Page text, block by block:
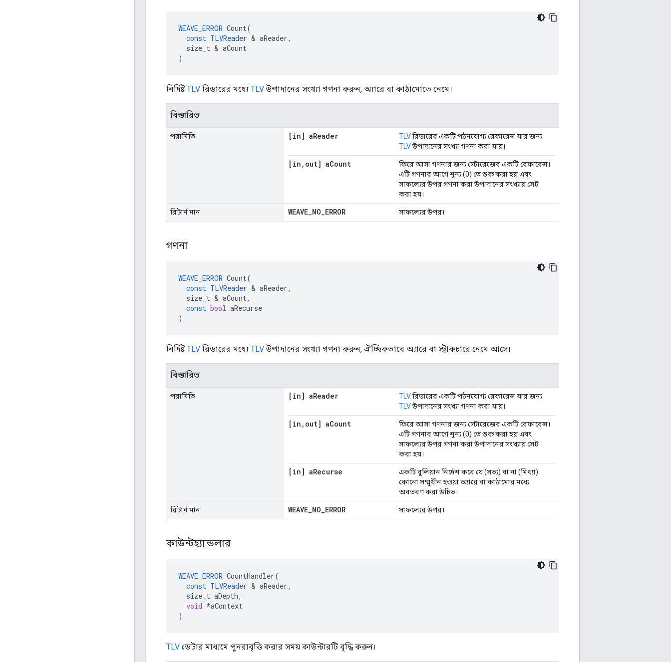
WEAVE_ERROR Count(
const TLVReader & aReader,
size_t & aCount
)
নির্দিষ্টTLV রিডারের মধ্যে TLVউপাদানের সংখ্যা গণনা করুন, অ্যারে বা কাঠামোতে নেমে।
বিস্তারিত
পরামিতি [in] aReader TLVরিডারের একটি পঠনযোগ্য রেফারেন্স যার জন্য
TLVউপাদানের সংখ্যা গণনা করা যায়।
[in , out] aCount
ফিরে আসা গণনার জন্য স্টোরেজের একটি রেফারেন্স।
এটি গণনার আগে শূন্য (0) তে শুরু করা হয় এবং
সাফল্যের উপর গণনা করা উপাদানের সংখ্যায় সেট
করা হয়।
রিটার্ন মান WEAVE_NO_ERROR সাফল্যের উপর।
গণনা
WEAVE_ERROR Count(
const TLVReader & aReader,
size_t & aCount,
const bool aRecurse
)
নির্দিষ্টTLV রিডারের মধ্যে TLVউপাদানের সংখ্যা গণনা করুন, ঐচ্ছিকভাবে অ্যারে বা স্ট্রাকচারে নেমে আসে।
বিস্তারিত
পরামিতি [in] aReader TLVরিডারের একটি পঠনযোগ্য রেফারেন্স যার জন্য
TLVউপাদানের সংখ্যা গণনা করা যায়।
[in , out] aCount
ফিরে আসা গণনার জন্য স্টোরেজের একটি রেফারেন্স।
এটি গণনার আগে শূন্য (0) তে শুরু করা হয় এবং
সাফল্যের উপর গণনা করা উপাদানের সংখ্যায় সেট
করা হয়।
[in] aRecurse
একটি বুলিয়ান নির্দেশ করে যে (সত্য) বা না (মিথ্যা)
কোনো সম্মুখীন হওয়া অ্যারে বা কাঠামোর মধ্যে
অবতরণ করা উচিত।
রিটার্ন মান WEAVE_NO_ERROR সাফল্যের উপর।
কাউন্টহ্যান্ডলার
WEAVE_ERROR CountHandler(
const TLVReader & aReader,
size_t aDepth,
void *aContext
)
TLV ডেটার মাধ্যমে পুনরাবৃত্তি করার সময় কাউন্টারটি বৃদ্ধি করুন।